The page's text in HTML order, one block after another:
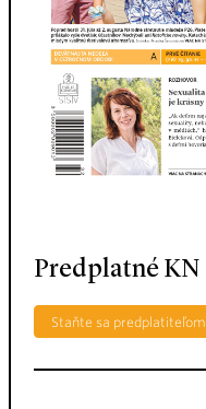
Predplatné KN
Staňte sa predplatiteľom